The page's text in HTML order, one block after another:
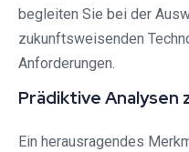
begleiten Sie bei der
zukunftsweisenden
Anforderungen.
Prädiktive
Ein herausragendes